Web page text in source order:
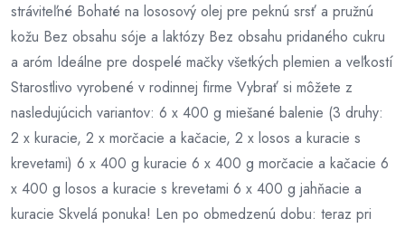
stráviteľné Bohaté na lososový olej pre peknú srsť a pružnú
kožu Bez obsahu sóje a laktózy Bez obsahu pridaného cukru
a aróm Ideálne pre dospelé mačky všetkých plemien a veľkostí
Starostlivo vyrobené v rodinnej firme Vybrať si môžete z
nasledujúcich variantov: 6 x 400 g miešané balenie (3 druhy:
2 x kuracie, 2 x morčacie a kačacie, 2 x losos a kuracie s
krevetami) 6 x 400 g kuracie 6 x 400 g morčacie a kačacie 6
x 400 g losos a kuracie s krevetami 6 x 400 g jahňacie a
kuracie Skvelá ponuka! Len po obmedzenú dobu: teraz pri